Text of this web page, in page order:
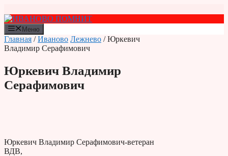
к
содержимому
Меню
Главная /Иваново Лежнево / Юркевич
Владимир Серафимович
Юркевич Владимир
Серафимович
Юркевич Владимир Серафимович-ветеран
ВДВ,